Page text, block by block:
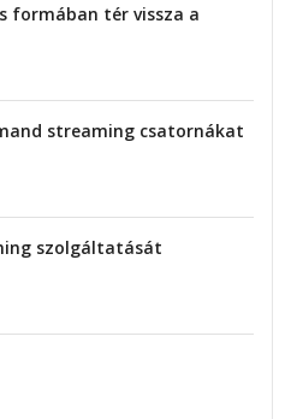
formában tér vissza a
streaming csatornákat
szolgáltatását